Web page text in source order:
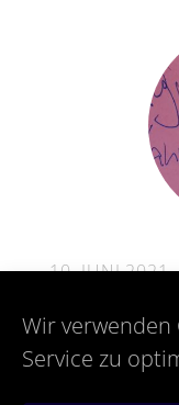
Wir verwenden
Service zu
10. JUNI 2021
Agilität –
Can
Sie sollen agil
Vielleicht